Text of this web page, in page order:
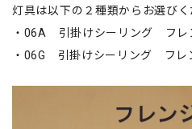
灯具は以下の２種類からお選びく
・06A 引掛けシーリング フレ
・06G 引掛けシーリング フレ